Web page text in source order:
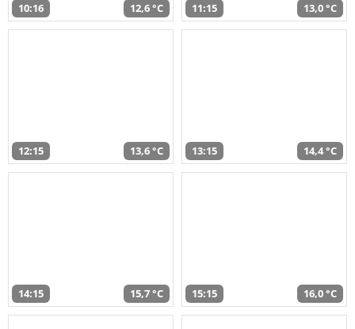
10:16 12,6 °C 11:15 13,0 °C
12:15 13,6 °C 13:15 14,4 °C
14:15 15,7 °C 15:15 16,0 °C